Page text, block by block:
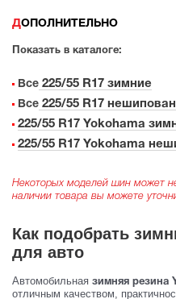
ДОПОЛНИТЕЛЬНО
Показать в каталоге:
Все 225/55 R17 зимние
Все 225/55 R17
225/55 R17 Yokohama
225/55 R17 Yokohama
Некоторых моделей шин может
наличии товара вы можете
Как подобрать
для авто
Автомобильная зимняя резина
отличным качеством,